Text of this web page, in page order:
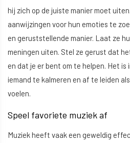
hij zich op de juiste manier moet
aanwijzingen voor hun emoties te
en geruststellende manier. Laat ze
meningen uiten. Stel ze gerust dat
en dat je er bent om te helpen. Het is
iemand te kalmeren en af te leiden
voelen.
Speel favoriete muziek af
Muziek heeft vaak een geweldig